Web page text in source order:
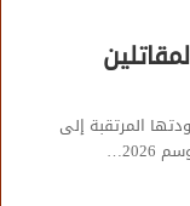
المرتقبة إلى